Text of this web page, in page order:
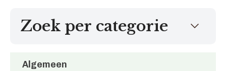
Zoek per categorie
Algemeen